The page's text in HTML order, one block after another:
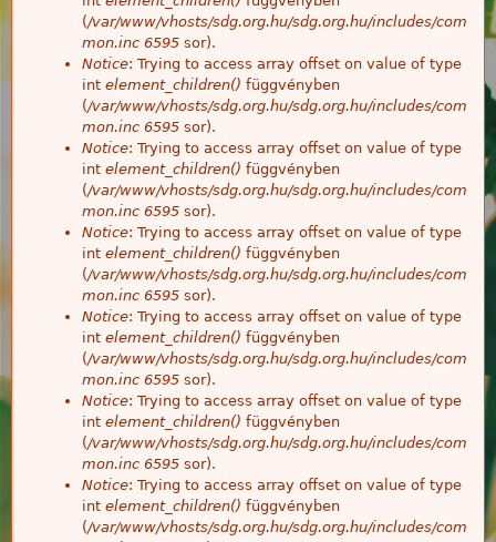
(/var/www/vhosts/sdg.org.hu/sdg.org.hu/includes/com
mon.inc 6595 sor).
Notice: Trying to access array offset on value of type
int element_children() függvényben
(/var/www/vhosts/sdg.org.hu/sdg.org.hu/includes/com
mon.inc 6595 sor).
Notice: Trying to access array offset on value of type
int element_children() függvényben
(/var/www/vhosts/sdg.org.hu/sdg.org.hu/includes/com
mon.inc 6595 sor).
Notice: Trying to access array offset on value of type
int element_children() függvényben
(/var/www/vhosts/sdg.org.hu/sdg.org.hu/includes/com
mon.inc 6595 sor).
Notice: Trying to access array offset on value of type
int element_children() függvényben
(/var/www/vhosts/sdg.org.hu/sdg.org.hu/includes/com
mon.inc 6595 sor).
Notice: Trying to access array offset on value of type
int element_children() függvényben
(/var/www/vhosts/sdg.org.hu/sdg.org.hu/includes/com
mon.inc 6595 sor).
Notice: Trying to access array offset on value of type
int element_children() függvényben
(/var/www/vhosts/sdg.org.hu/sdg.org.hu/includes/com